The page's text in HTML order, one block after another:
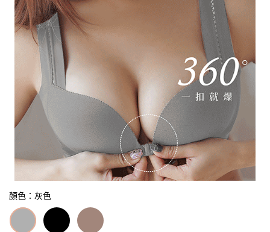
顏色：灰色